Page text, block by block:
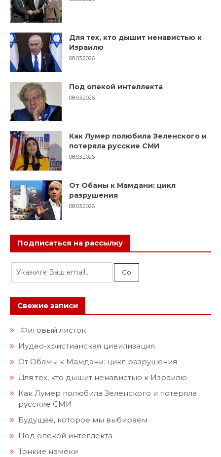
Для тех, кто дышит ненавистью к
Израилю
08.03.2026
Под опекой интеллекта
08.03.2026
Как Лумер полюбила Зеленского и
потеряла русские СМИ
08.03.2026
От Обамы к Мамдани: цикл
разрушения
08.03.2026
Подписаться на рассылку
Свежие записи
Фиговый листок
Иудео-христианская цивилизация
От Обамы к Мамдани: цикл разрушения
Для тех, кто дышит ненавистью к Израилю
Как Лумер полюбила Зеленского и потеряла
русские СМИ
Будущее, которое мы выбираем
Под опекой интеллекта
Тонкие намёки